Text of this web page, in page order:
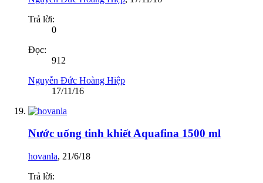
Trả lời:
0
Đọc:
912
Nguyễn Đức Hoàng Hiệp
17/11/16
Nước uống tinh khiết Aquafina 1500 ml
hovanla, 21/6/18
Trả lời: